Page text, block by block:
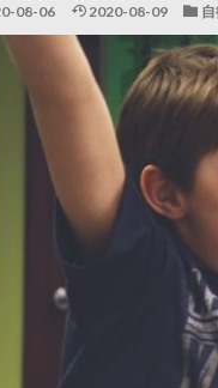
08-06 2020-08-09